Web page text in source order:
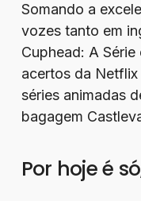
Somando a
vozes tanto em
Cuphead: A
acertos da
séries animadas
bagagem
Por hoje é